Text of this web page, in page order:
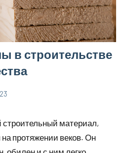
в строительстве
материал,
протяжении веков. Он